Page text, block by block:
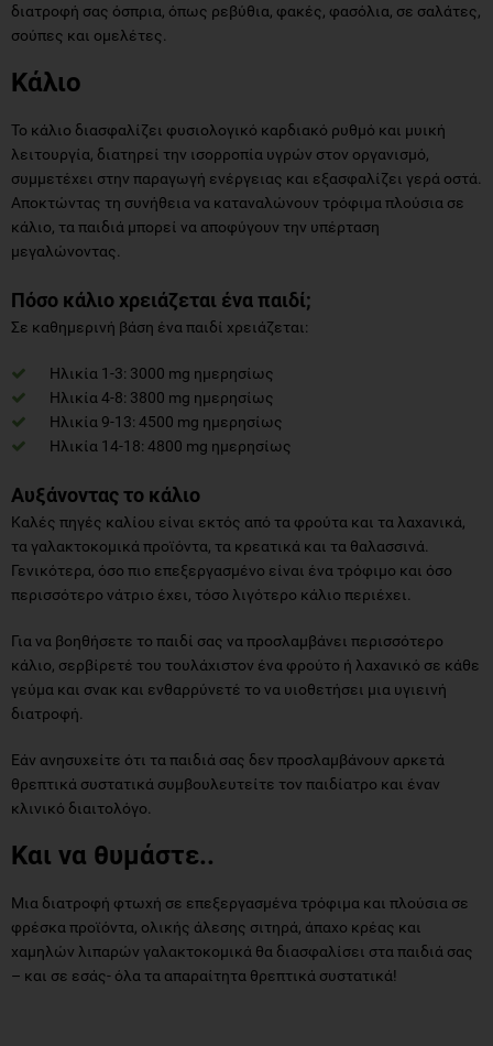
διατροφή σας όσπρια, όπως ρεβύθια, φακές, φασόλια, σε σαλάτες,
σούπες και ομελέτες.
Κάλιο
Το κάλιο διασφαλίζει φυσιολογικό καρδιακό ρυθμό και μυική
λειτουργία, διατηρεί την ισορροπία υγρών στον οργανισμό,
συμμετέχει στην παραγωγή ενέργειας και εξασφαλίζει γερά οστά.
Αποκτώντας τη συνήθεια να καταναλώνουν τρόφιμα πλούσια σε
κάλιο, τα παιδιά μπορεί να αποφύγουν την υπέρταση
μεγαλώνοντας.
Πόσο κάλιο χρειάζεται ένα παιδί;
Σε καθημερινή βάση ένα παιδί χρειάζεται:
Ηλικία 1-3: 3000 mg ημερησίως
Ηλικία 4-8: 3800 mg ημερησίως
Ηλικία 9-13: 4500 mg ημερησίως
Ηλικία 14-18: 4800 mg ημερησίως
Αυξάνοντας το κάλιο
Καλές πηγές καλίου είναι εκτός από τα φρούτα και τα λαχανικά,
τα γαλακτοκομικά προϊόντα, τα κρεατικά και τα θαλασσινά.
Γενικότερα, όσο πιο επεξεργασμένο είναι ένα τρόφιμο και όσο
περισσότερο νάτριο έχει, τόσο λιγότερο κάλιο περιέχει.
Για να βοηθήσετε το παιδί σας να προσλαμβάνει περισσότερο
κάλιο, σερβίρετέ του τουλάχιστον ένα φρούτο ή λαχανικό σε κάθε
γεύμα και σνακ και ενθαρρύνετέ το να υιοθετήσει μια υγιεινή
διατροφή.
Εάν ανησυχείτε ότι τα παιδιά σας δεν προσλαμβάνουν αρκετά
θρεπτικά συστατικά συμβουλευτείτε τον παιδίατρο και έναν
κλινικό διαιτολόγο.
Και να θυμάστε..
Μια διατροφή φτωχή σε επεξεργασμένα τρόφιμα και πλούσια σε
φρέσκα προϊόντα, ολικής άλεσης σιτηρά, άπαχο κρέας και
χαμηλών λιπαρών γαλακτοκομικά θα διασφαλίσει στα παιδιά σας
– και σε εσάς- όλα τα απαραίτητα θρεπτικά συστατικά!